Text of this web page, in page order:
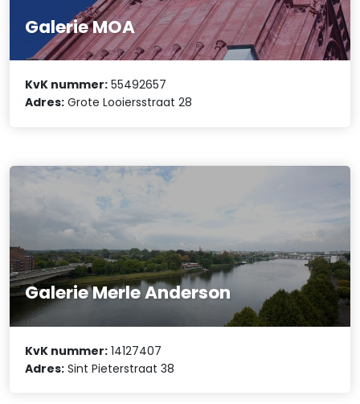
Galerie MOA
KvK nummer: 55492657
Adres: Grote Looiersstraat 28
Galerie Merle Anderson
KvK nummer: 14127407
Adres: Sint Pieterstraat 38